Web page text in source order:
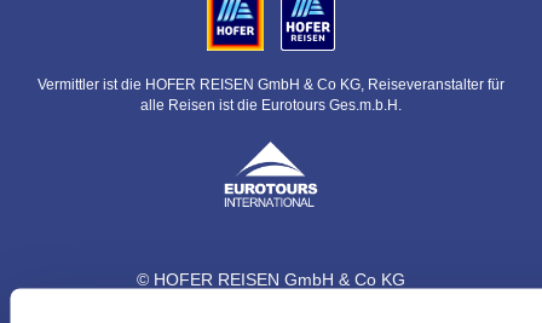
Vermittler ist die HOFER REISEN GmbH & Co KG, Reiseveranstalter für
alle Reisen ist die Eurotours Ges.m.b.H.
© HOFER REISEN GmbH & Co KG